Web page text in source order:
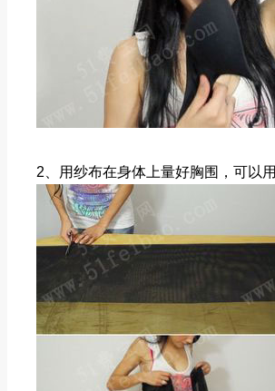
2、用纱布在身体上量好胸围，可以